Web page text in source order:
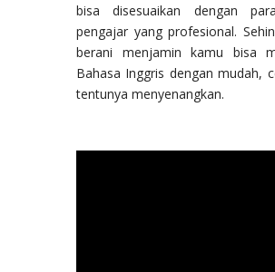
bisa disesuaikan dengan
pengajar yang profesional.
berani menjamin kamu bisa
Bahasa Inggris dengan mudah,
tentunya menyenangkan.